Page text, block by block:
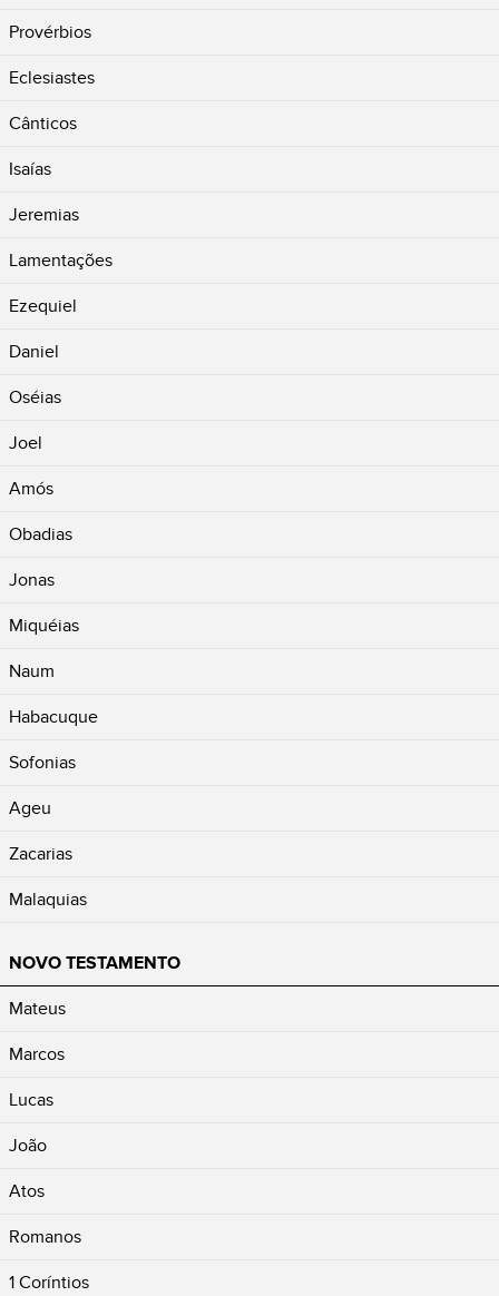
Provérbios
Eclesiastes
Cânticos
Isaías
Jeremias
Lamentações
Ezequiel
Daniel
Oséias
Joel
Amós
Obadias
Jonas
Miquéias
Naum
Habacuque
Sofonias
Ageu
Zacarias
Malaquias
NOVO TESTAMENTO
Mateus
Marcos
Lucas
João
Atos
Romanos
1 Coríntios